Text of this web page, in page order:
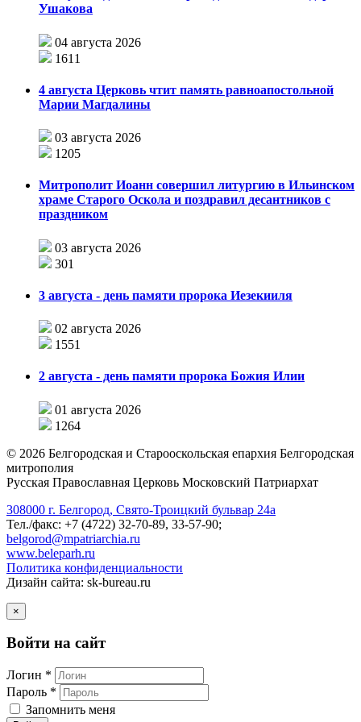
Ушакова
04 августа 2026
1611
4 августа Церковь чтит память равноапостольной
Марии Магдалины
03 августа 2026
1205
Митрополит Иоанн совершил литургию в Ильинском
храме Старого Оскола и поздравил десантников с
праздником
03 августа 2026
301
3 августа - день памяти пророка Иезекииля
02 августа 2026
1551
2 августа - день памяти пророка Божия Илии
01 августа 2026
1264
© 2026 Белгородская и Старооскольская епархия Белгородская
митрополия
Русская Православная Церковь Московский Патриархат
308000 г. Белгород, Свято-Троицкий бульвар 24а
Тел./факс: +7 (4722) 32-70-89, 33-57-90;
belgorod@mpatriarchia.ru
www.beleparh.ru
Политика конфиденциальности
Дизайн сайта: sk-bureau.ru
×
Войти на сайт
Логин *
Пароль *
Запомнить меня